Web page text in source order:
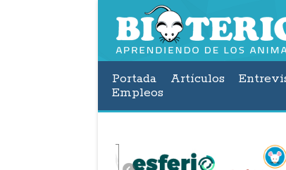
Portada Artículos
Empleos